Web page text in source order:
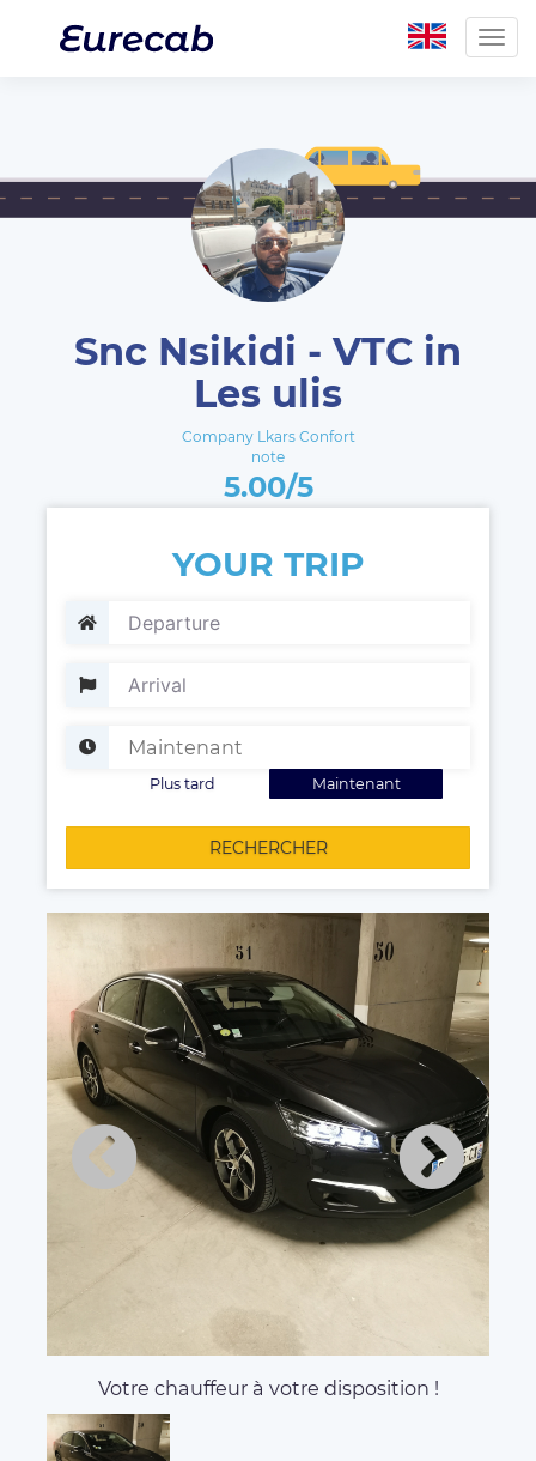
Snc Nsikidi - VTC in
Les ulis
Company Lkars Confort
note
5.00/5
YOUR TRIP
Maintenant
Plus tard
RECHERCHER
Votre chauffeur à votre disposition !